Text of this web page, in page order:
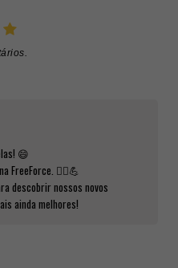
😄
FreeForce. 🚴‍♂️💪
descobrir nossos novos
ainda melhores!